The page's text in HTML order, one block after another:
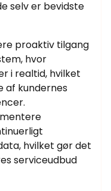
selv er bevidste
proaktiv tilgang
hvor
i realtid, hvilket
af kundernes
hvilket gør det
serviceudbud